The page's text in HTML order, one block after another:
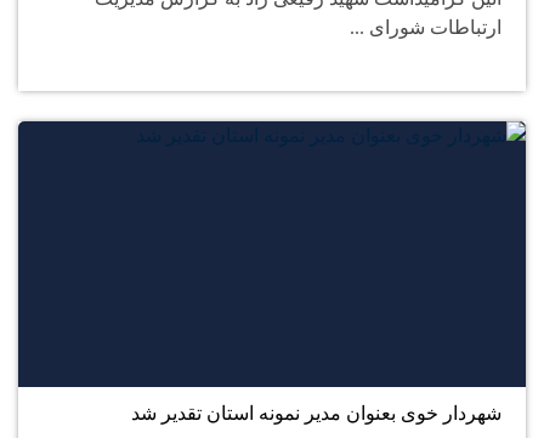
ارتباطات شورای ...
شهردار خوی بعنوان مدیر نمونه استان تقدیر شد